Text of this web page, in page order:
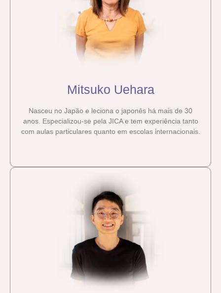
Mitsuko Uehara
Nasceu no Japão e leciona o japonês há mais de 30
anos. Especializou-se pela JICA e tem experiência tanto
com aulas particulares quanto em escolas internacionais.